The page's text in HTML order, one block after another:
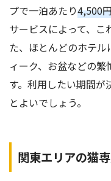
プで一泊あたり4,500
サービスによって、こ
た、ほとんどのホテ
ィーク、お盆などの
す。利用したい期間が
とよいでしょう。
関東エリアの猫